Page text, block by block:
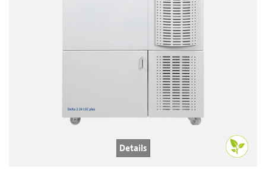
Details